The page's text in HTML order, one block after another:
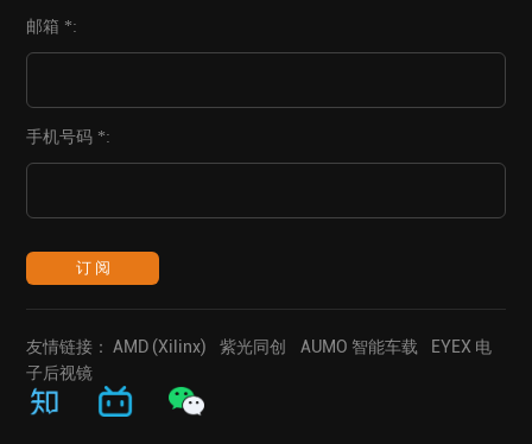
邮箱 *:
手机号码 *:
订 阅
友情链接： AMD (Xilinx) 紫光同创 AUMO 智能车载
EYEX 电
子后视镜